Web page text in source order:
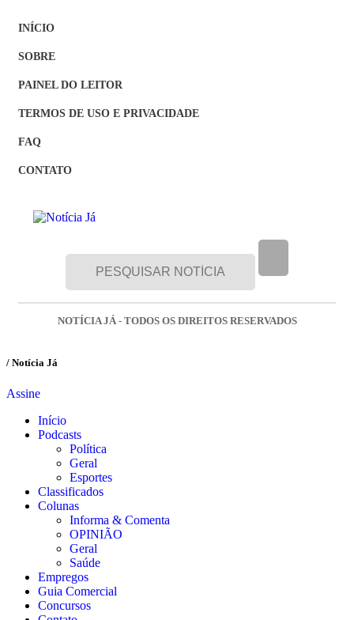
INÍCIO
SOBRE
PAINEL DO LEITOR
TERMOS DE USO E PRIVACIDADE
FAQ
CONTATO
NOTÍCIA JÁ - TODOS OS DIREITOS RESERVADOS
/ Notícia Já
Assine
Início
Podcasts
Política
Geral
Esportes
Classificados
Colunas
Informa & Comenta
OPINIÃO
Geral
Saúde
Empregos
Guia Comercial
Concursos